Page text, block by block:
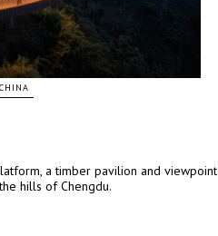
CHINA
a timber pavilion and viewpoint
hills of Chengdu.